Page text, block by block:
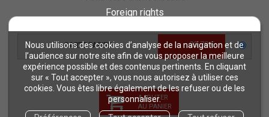
Nous utilisons des cookies d’analyse de la navigation et de
l’audience sur notre site afin de vous proposer la meilleure
expérience possible et des contenus pertinents. En cliquant
sur « Tout accepter », vous nous autorisez à utiliser ces
cookies. Vous êtes libre également de les refuser ou de les
personnaliser.
CARTE PAPIER 23,78 €
AJOUTER
AU PANIER
Foreign rights
Procédure d'évaluation
NOTRE SITE
Quae © 2018
Mentions légales
Déclaration d'accessibilité